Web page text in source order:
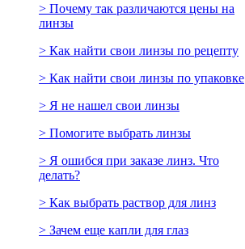
> Почему так различаются цены на
линзы
> Как найти свои линзы по рецепту
> Как найти свои линзы по упаковке
> Я не нашел свои линзы
> Помогите выбрать линзы
> Я ошибся при заказе линз. Что
делать?
> Как выбрать раствор для линз
> Зачем еще капли для глаз